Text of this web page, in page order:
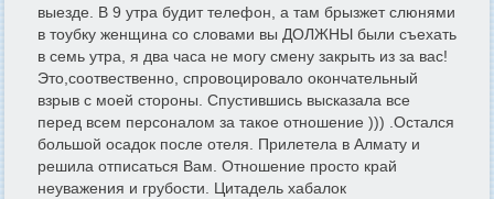
выезде. В 9 утра будит телефон, а там брызжет слюнями
в тоубку женщина со словами вы ДОЛЖНЫ были съехать
в семь утра, я два часа не могу смену закрыть из за вас!
Это,соотвественно, спровоцировало окончательный
взрыв с моей стороны. Спустившись высказала все
перед всем персоналом за такое отношение ))) .Остался
большой осадок после отеля. Прилетела в Алмату и
решила отписаться Вам. Отношение просто край
неуважения и грубости. Цитадель хабалок